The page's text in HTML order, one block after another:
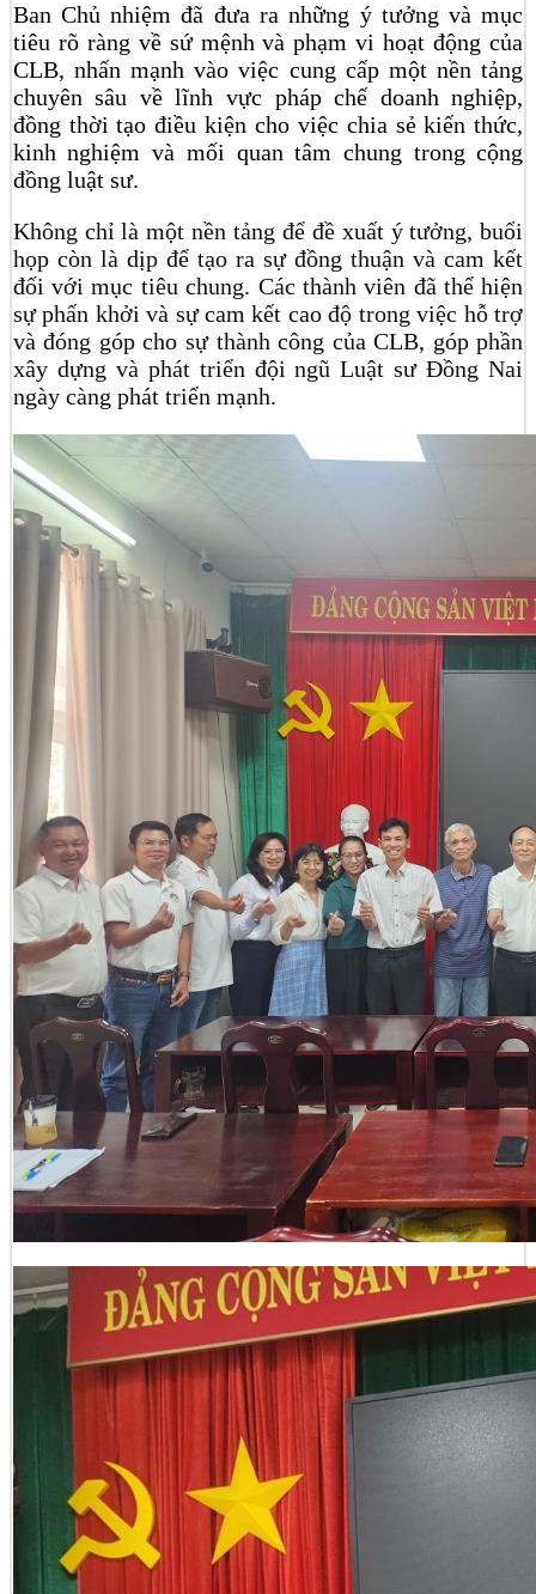
Ban Chủ nhiệm đã đưa ra những ý tưởng và mục
tiêu rõ ràng về sứ mệnh và phạm vi hoạt động của
CLB, nhấn mạnh vào việc cung cấp một nền tảng
chuyên sâu về lĩnh vực pháp chế doanh nghiệp,
đồng thời tạo điều kiện cho việc chia sẻ kiến thức,
kinh nghiệm và mối quan tâm chung trong cộng
đồng luật sư.
Không chỉ là một nền tảng để đề xuất ý tưởng, buổi
họp còn là dịp để tạo ra sự đồng thuận và cam kết
đối với mục tiêu chung. Các thành viên đã thể hiện
sự phấn khởi và sự cam kết cao độ trong việc hỗ trợ
và đóng góp cho sự thành công của CLB, góp phần
xây dựng và phát triển đội ngũ Luật sư Đồng Nai
ngày càng phát triển mạnh.